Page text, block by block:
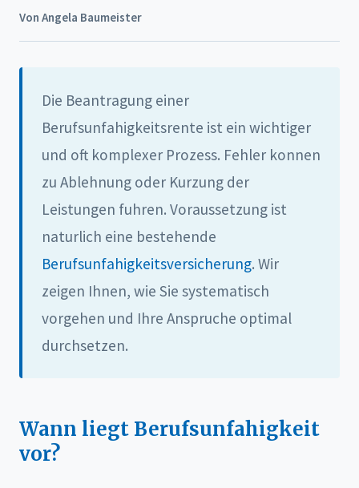
Von Angela Baumeister
Die Beantragung einer
Berufsunfahigkeitsrente ist ein wichtiger
und oft komplexer Prozess. Fehler konnen
zu Ablehnung oder Kurzung der
Leistungen fuhren. Voraussetzung ist
naturlich eine bestehende
Berufsunfahigkeitsversicherung. Wir
zeigen Ihnen, wie Sie systematisch
vorgehen und Ihre Anspruche optimal
durchsetzen.
Wann liegt Berufsunfahigkeit
vor?